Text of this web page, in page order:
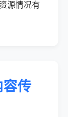
源情况有
容传